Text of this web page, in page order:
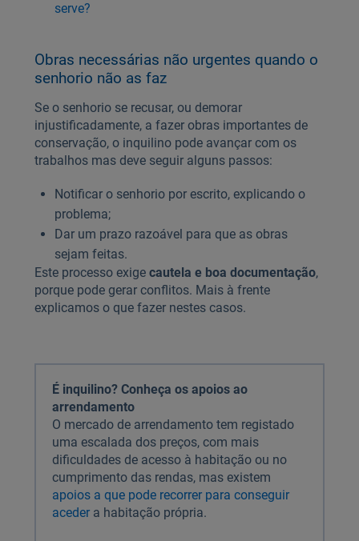
serve?
Obras necessárias não urgentes quando o
senhorio não as faz
Se o senhorio se recusar, ou demorar
injustificadamente, a fazer obras importantes de
conservação, o inquilino pode avançar com os
trabalhos mas deve seguir alguns passos:
Notificar o senhorio por escrito, explicando o
problema;
Dar um prazo razoável para que as obras
sejam feitas.
Este processo exige cautela e boa documentação,
porque pode gerar conflitos. Mais à frente
explicamos o que fazer nestes casos.
É inquilino? Conheça os apoios ao
arrendamento
O mercado de arrendamento tem registado
uma escalada dos preços, com mais
dificuldades de acesso à habitação ou no
cumprimento das rendas, mas existem
apoios a que pode recorrer para conseguir
acedera habitação própria.